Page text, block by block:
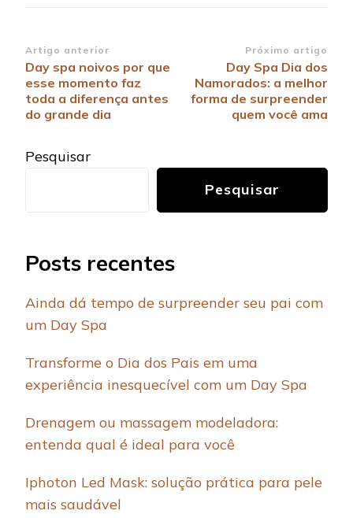
Navegação
de
post
Artigo anterior
Day spa noivos por que
esse momento faz
toda a diferença antes
do grande dia
Próximo artigo
Day Spa Dia dos
Namorados: a melhor
forma de surpreender
quem você ama
Pesquisar
Pesquisar
Posts recentes
Ainda dá tempo de surpreender seu pai com
um Day Spa
Transforme o Dia dos Pais em uma
experiência inesquecível com um Day Spa
Drenagem ou massagem modeladora:
entenda qual é ideal para você
Iphoton Led Mask: solução prática para pele
mais saudável